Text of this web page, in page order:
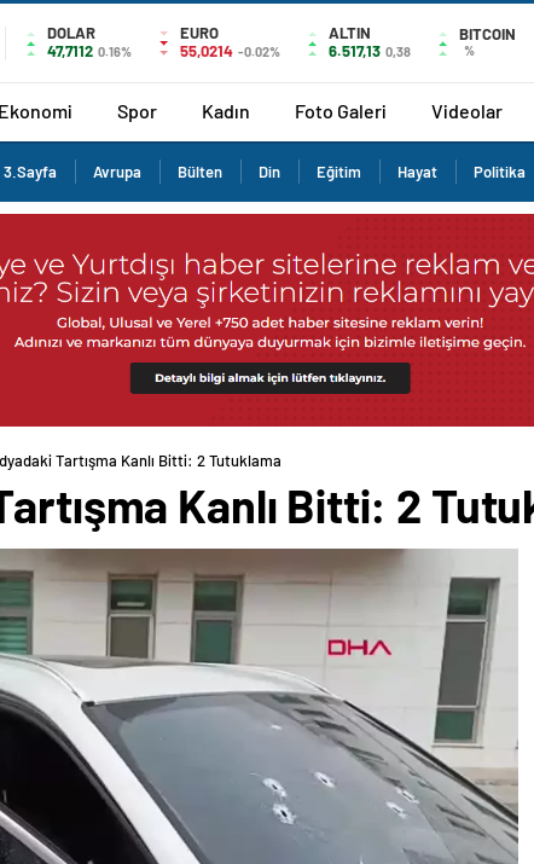
DOLAR
47,7112 0.16%
EURO
55,0214 -0.02%
ALTIN
6.517,13 0,38
BITCOIN
%
Ekonomi Spor Kadın Foto Galeri Videolar
3.Sayfa Avrupa Bülten Din Eğitim Hayat Politika
Tartışma Kanlı Bitti: 2 Tutuklama
Kanlı Bitti: 2